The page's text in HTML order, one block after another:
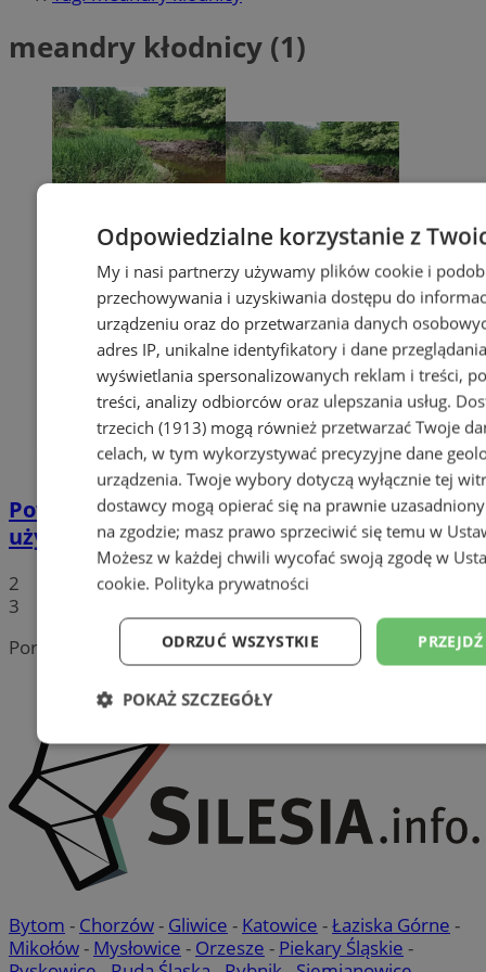
meandry kłodnicy (1)
Powraca temat powstania kolejnego
użytku ekologicznego w naszym mieście!
2
3
Portal należy do sieci
Bytom - Chorzów- Gliwice - Katowice -Łaziska Górne -
Mikołów- Mysłowice - Orzesze - Piekary Śląskie -
Odpowiedzialne korzystanie z
My i nasi partnerzy używamy plików cookie i
przechowywania i uzyskiwania dostępu do
urządzeniu oraz do przetwarzania danych
adres IP, unikalne identyfikatory i dane
wyświetlania spersonalizowanych reklam i treści,
treści, analizy odbiorców oraz ulepszania usług.
trzecich (1913)mogą również przetwarzać Twoje
celach, w tym wykorzystywać precyzyjne dane
urządzenia. Twoje wybory dotyczą wyłącznie tej
dostawcy mogą opierać się na prawnie
na zgodzie; masz prawo sprzeciwić się temu w
Możesz w każdej chwili wycofać swoją zgodę w
cookie. Polityka prywatności
ODRZUĆ WSZYSTKIE
POKAŻ SZCZEGÓŁY
Niezbędne Wydajność Targetowanie
Niesklasyfikowane